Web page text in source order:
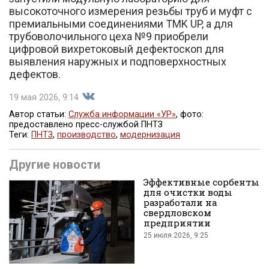
высокоточного измерения резьбы труб и муфт с
премиальными соединениями TMK UP, а для
трубоволочильного цеха №9 приобрели
цифровой вихретоковый дефектоскоп для
выявления наружных и подповерхностных
дефектов.
19 мая 2026, 9:14
Поделиться
во
Автор статьи: Служба информации «УР», фото:
предоставлено пресс-службой ПНТЗ
Теги: ПНТЗ, производство, модернизация
Другие новости
Эффективные сорбенты
для очистки воды
разработали на
свердловском
предприятии
25 июля 2026, 9:25